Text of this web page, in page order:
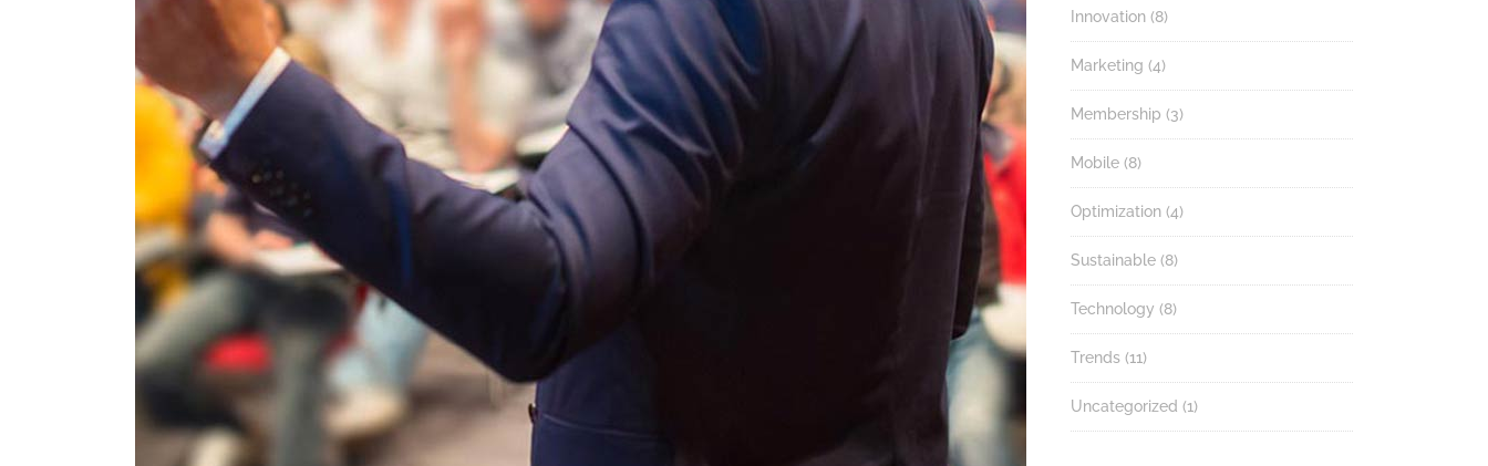
Innovation (8)
Marketing (4)
Membership (3)
Mobile (8)
Optimization (4)
Sustainable (8)
Technology (8)
Trends (11)
Uncategorized (1)